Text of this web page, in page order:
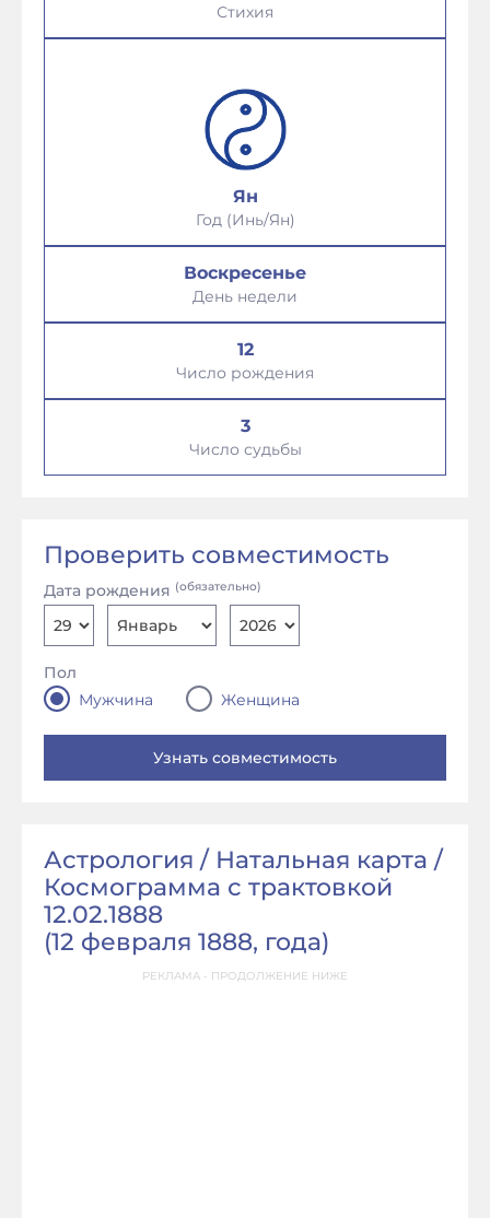
Стихия
Ян
Год (Инь/Ян)
Воскресенье
День недели
12
Число рождения
3
Число судьбы
Проверить совместимость
Дата рождения (обязательно)
Пол
Мужчина
Женщина
Астрология / Натальная карта /
Космограмма с трактовкой
12.02.1888
(12 февраля 1888, года)
РЕКЛАМА - ПРОДОЛЖЕНИЕ НИЖЕ